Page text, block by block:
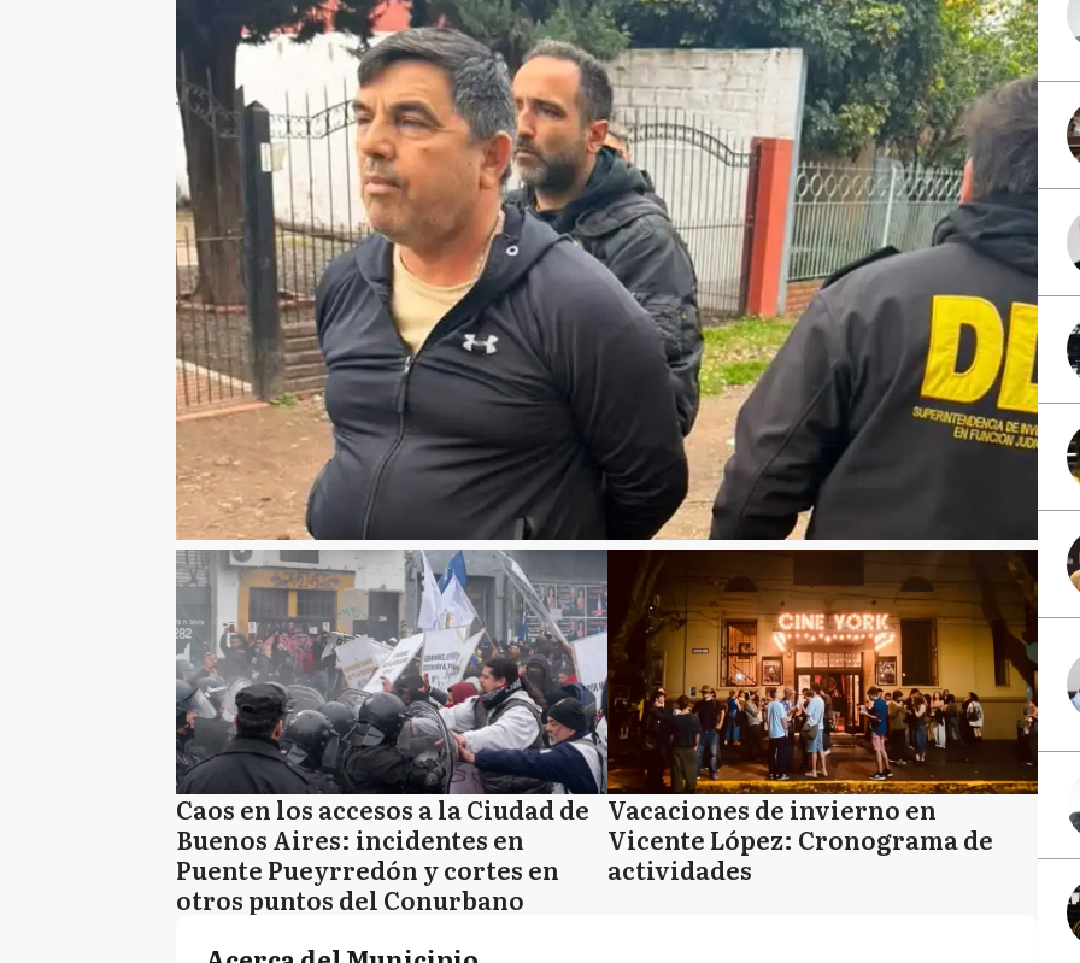
Caos en los accesos a la Ciudad de
Buenos Aires: incidentes en
Puente Pueyrredón y cortes en
otros puntos del Conurbano
Vacaciones de invierno en
Vicente López: Cronograma de
actividades